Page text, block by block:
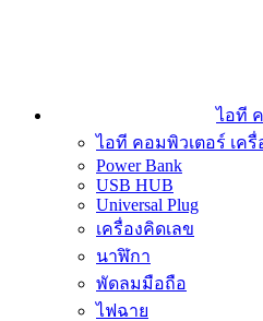
ไอที
ไอที คอมพิวเตอร์ เค
Power Bank
USB HUB
Universal Plug
เครื่องคิดเลข
นาฬิกา
พัดลมมือถือ
ไฟฉาย